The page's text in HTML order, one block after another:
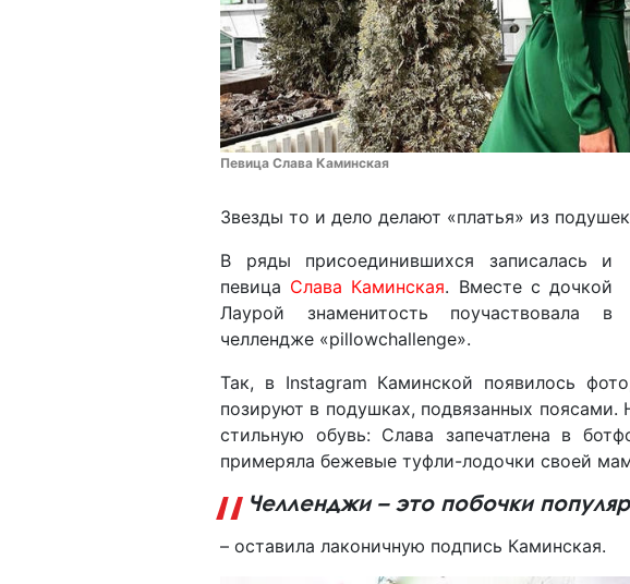
Певица Слава Каминская
Звезды то и дело делают «платья» из
В ряды присоединившихся записалась и
певица Слава Каминская. Вместе с дочкой
Лаурой знаменитость поучаствовала в
челлендже «pillowchallenge».
Так, в Instagram Каминской появилось
позируют в подушках, подвязанных
стильную обувь: Слава запечатлена в
примеряла бежевые туфли-лодочки своей
Челленджи – это побочки
– оставила лаконичную подпись Каминская.